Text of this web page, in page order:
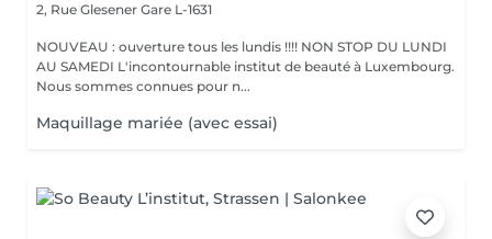
2, Rue Glesener Gare L-1631
NOUVEAU : ouverture tous les lundis !!!! NON STOP DU LUNDI
AU SAMEDI L'incontournable institut de beauté à Luxembourg.
Nous sommes connues pour n...
Maquillage mariée (avec essai)